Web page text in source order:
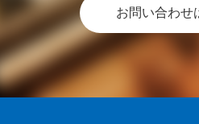
お問い合わせ